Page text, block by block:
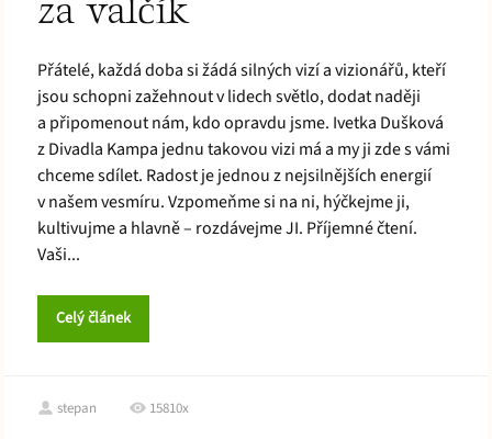
za valčík
Přátelé, každá doba si žádá silných vizí a vizionářů, kteří
jsou schopni zažehnout v lidech světlo, dodat naději
a připomenout nám, kdo opravdu jsme. Ivetka Dušková
z Divadla Kampa jednu takovou vizi má a my ji zde s vámi
chceme sdílet. Radost je jednou z nejsilnějších energií
v našem vesmíru. Vzpomeňme si na ni, hýčkejme ji,
kultivujme a hlavně – rozdávejme JI. Příjemné čtení.
Vaši...
Celý článek
stepan 15810x